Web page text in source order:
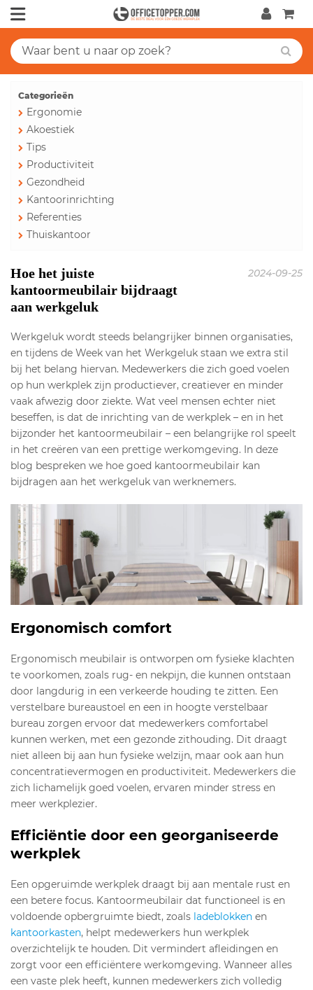
Categorieën
Ergonomie
Akoestiek
Tips
Productiviteit
Gezondheid
Kantoorinrichting
Referenties
Thuiskantoor
Hoe het juiste
kantoormeubilair bijdraagt
aan werkgeluk
2024-09-25
Werkgeluk wordt steeds belangrijker binnen organisaties,
en tijdens de Week van het Werkgeluk staan we extra stil
bij het belang hiervan. Medewerkers die zich goed voelen
op hun werkplek zijn productiever, creatiever en minder
vaak afwezig door ziekte. Wat veel mensen echter niet
beseffen, is dat de inrichting van de werkplek – en in het
bijzonder het kantoormeubilair – een belangrijke rol speelt
in het creëren van een prettige werkomgeving. In deze
blog bespreken we hoe goed kantoormeubilair kan
bijdragen aan het werkgeluk van werknemers.
Ergonomisch comfort
Ergonomisch meubilair is ontworpen om fysieke klachten
te voorkomen, zoals rug- en nekpijn, die kunnen ontstaan
door langdurig in een verkeerde houding te zitten. Een
verstelbare bureaustoel en een in hoogte verstelbaar
bureau zorgen ervoor dat medewerkers comfortabel
kunnen werken, met een gezonde zithouding. Dit draagt
niet alleen bij aan hun fysieke welzijn, maar ook aan hun
concentratievermogen en productiviteit. Medewerkers die
zich lichamelijk goed voelen, ervaren minder stress en
meer werkplezier.
Efficiëntie door een georganiseerde
werkplek
Een opgeruimde werkplek draagt bij aan mentale rust en
een betere focus. Kantoormeubilair dat functioneel is en
voldoende opbergruimte biedt, zoals ladeblokken en
kantoorkasten, helpt medewerkers hun werkplek
overzichtelijk te houden. Dit vermindert afleidingen en
zorgt voor een efficiëntere werkomgeving. Wanneer alles
een vaste plek heeft, kunnen medewerkers zich volledig